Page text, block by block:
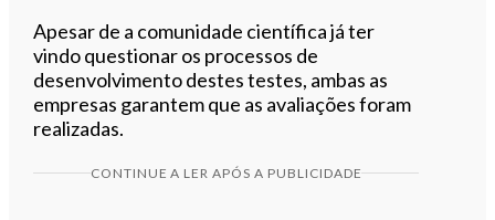
Apesar de a comunidade científica já ter
vindo questionar os processos de
desenvolvimento destes testes, ambas as
empresas garantem que as avaliações foram
realizadas.
CONTINUE A LER APÓS A PUBLICIDADE